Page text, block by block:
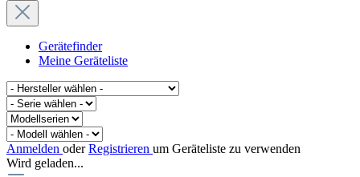
Gerätefinder
Meine Geräteliste
Anmelden oderRegistrieren um Geräteliste zu verwenden
Wird geladen...